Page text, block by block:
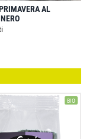
AL
BIO